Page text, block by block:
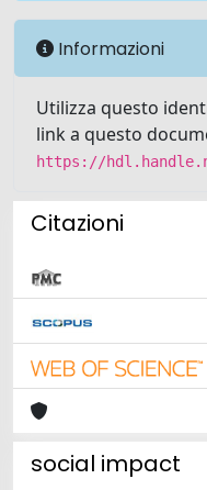
Informazioni
Utilizza questo
link a questo
https://
Citazioni
social impact